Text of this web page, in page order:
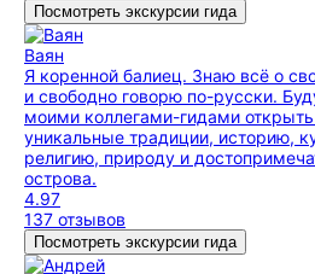
Посмотреть экскурсии гида
Ваян
Я коренной балиец. Знаю всё о
и свободно говорю по-русски.
моими коллегами-гидами
уникальные традиции, историю,
религию, природу и
острова.
4.97
137 отзывов
Посмотреть экскурсии гида